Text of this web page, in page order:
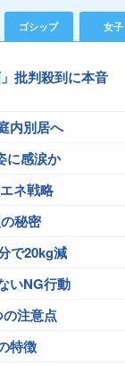
ゴシップ 女子
」批判殺到に本音
内別居へ
に感涙か
ネ戦略
秘密
で20kg減
いNG行動
注意点
特徴